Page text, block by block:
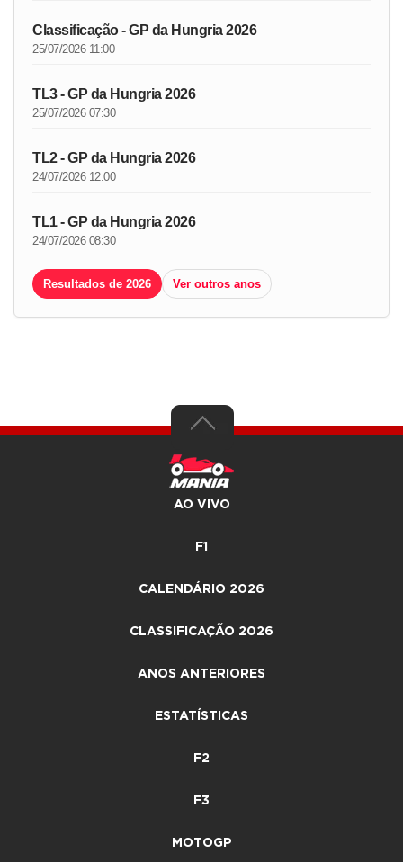
Classificação - GP da Hungria 2026
25/07/2026 11:00
TL3 - GP da Hungria 2026
25/07/2026 07:30
TL2 - GP da Hungria 2026
24/07/2026 12:00
TL1 - GP da Hungria 2026
24/07/2026 08:30
Resultados de 2026 Ver outros anos
AO VIVO
F1
CALENDÁRIO 2026
CLASSIFICAÇÃO 2026
ANOS ANTERIORES
ESTATÍSTICAS
F2
F3
MOTOGP